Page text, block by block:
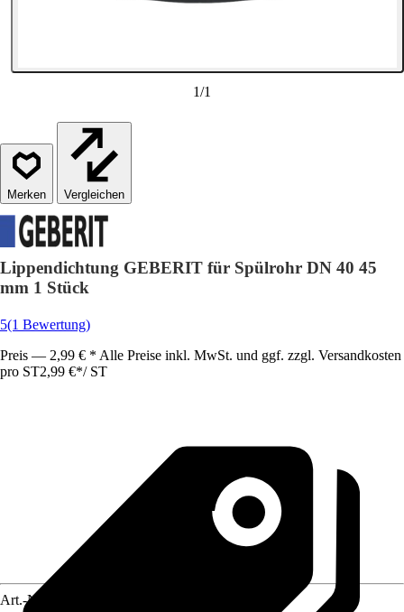
1/1
Vergleichen
Lippendichtung GEBERIT für Spülrohr DN 40 45
mm 1 Stück
5(1 Bewertung)
Preis — 2,99 € * Alle Preise inkl. MwSt. und ggf. zzgl. Versandkosten
pro ST2,99 €*/ ST
Art.-Nr.